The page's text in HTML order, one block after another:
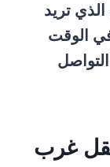
الذي تريد
الوقت
غرب